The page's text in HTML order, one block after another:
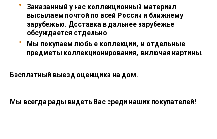
Заказанный у нас коллекционный материал
высылаем почтой по всей России и ближнему
зарубежью. Доставка в дальнее зарубежье
обсуждается отдельно.
Мы покупаем любые коллекции, и отдельные
предметы коллекционирования, включая картины.
Бесплатный выезд оценщика на дом.
Мы всегда рады видеть Вас среди наших покупателей!